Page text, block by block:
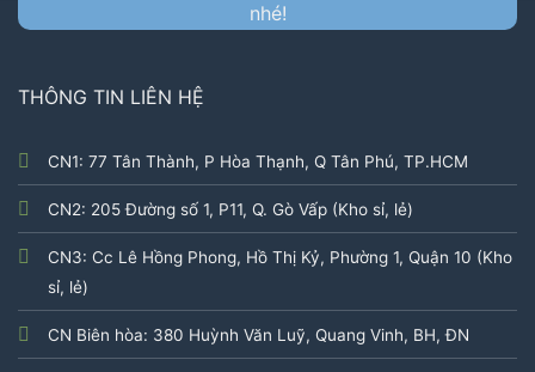
nhé!
THÔNG TIN LIÊN HỆ
CN1: 77 Tân Thành, P Hòa Thạnh, Q Tân Phú, TP.HCM
CN2: 205 Đường số 1, P11, Q. Gò Vấp (Kho sỉ, lẻ)
CN3: Cc Lê Hồng Phong, Hồ Thị Kỷ, Phường 1, Quận 10 (Kho
sỉ, lẻ)
CN Biên hòa: 380 Huỳnh Văn Luỹ, Quang Vinh, BH, ĐN